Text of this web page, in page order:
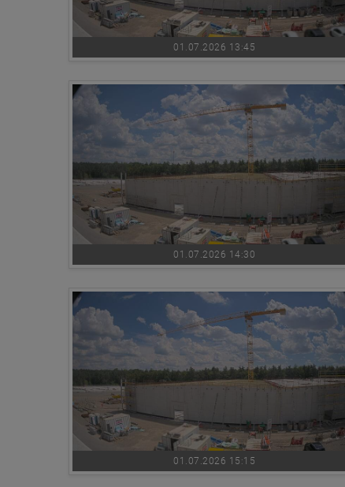
01.07.2026 13:45
01.07.2026 14:30
01.07.2026 15:15